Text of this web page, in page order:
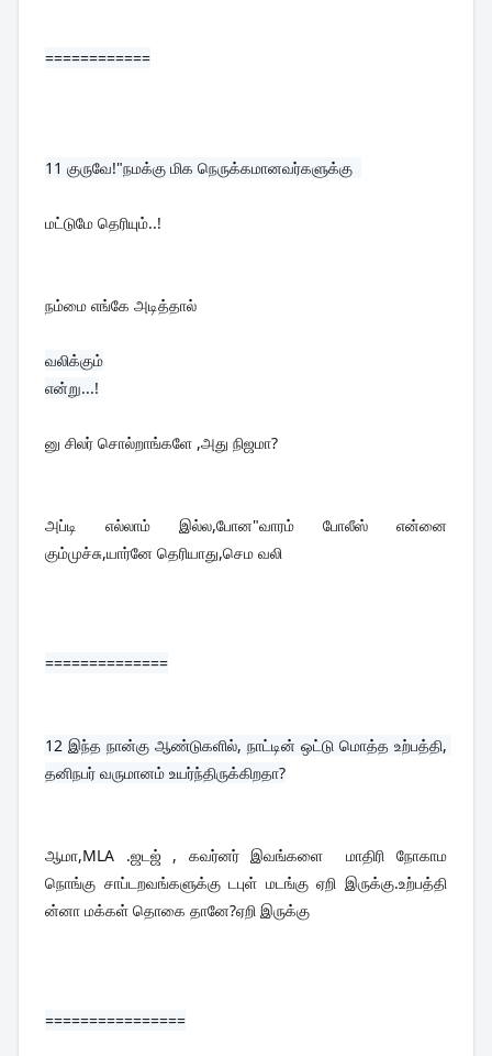
============
11 குருவே!"நமக்கு மிக நெருக்கமானவர்களுக்கு
மட்டுமே தெரியும்..!
நம்மை எங்கே அடித்தால்
வலிக்கும்
னு சிலர் சொல்றாங்களே ,அது நிஜமா?
அப்டி எல்லாம் இல்ல,போன"வாரம் போலீஸ் என்னை
கும்முச்சு,யார்னே தெரியாது,செம வலி
==============
12 இந்த நான்கு ஆண்டுகளில், நாட்டின் ஒட்டு மொத்த உற்பத்தி,
தனிநபர் வருமானம் உயர்ந்திருக்கிறதா?
ஆமா,MLA .ஜடஜ் , கவர்னர் இவங்களை  மாதிரி நோகாம
நொங்கு சாப்டறவங்களுக்கு டபுள் மடங்கு ஏறி இருக்கு.உற்பத்தி
ன்னா மக்கள் தொகை தானே?ஏறி இருக்கு
================